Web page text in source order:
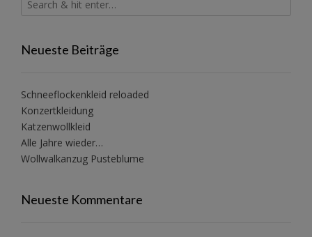
Neueste Beiträge
Schneeflockenkleid reloaded
Konzertkleidung
Katzenwollkleid
Alle Jahre wieder…
Wollwalkanzug Pusteblume
Neueste Kommentare